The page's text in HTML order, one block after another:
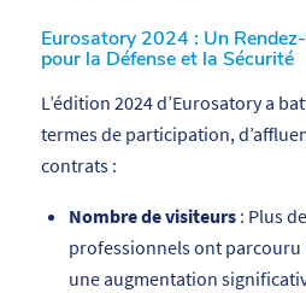
Eurosatory 2024 : Un
pour la Défense et la Sécurité
L’édition 2024 d’Eurosatory a
termes de participation,
contrats :
Nombre de visiteurs: Plus
professionnels ont parcouru
une augmentation